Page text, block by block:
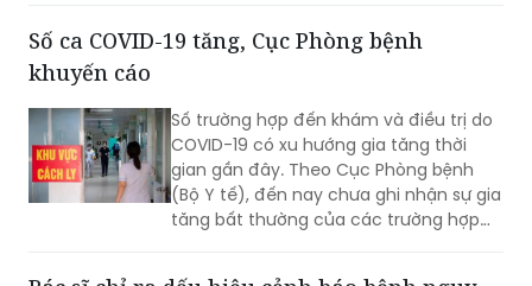
Số trường hợp đến khám và điều trị do
gian gần đây. Theo Cục Phòng bệnh
(Bộ Y tế), đến nay chưa ghi nhận sự gia
tăng bất thường của các trường hợp
nặng hoặc tử vong do COVID-19. Tuy
nhiên, mọi người, đặc biệt 6 nhóm
người có nguy cơ cao vẫn phải chủ
Bác sĩ chỉ ra dấu hiệu cảnh báo bệnh nguy